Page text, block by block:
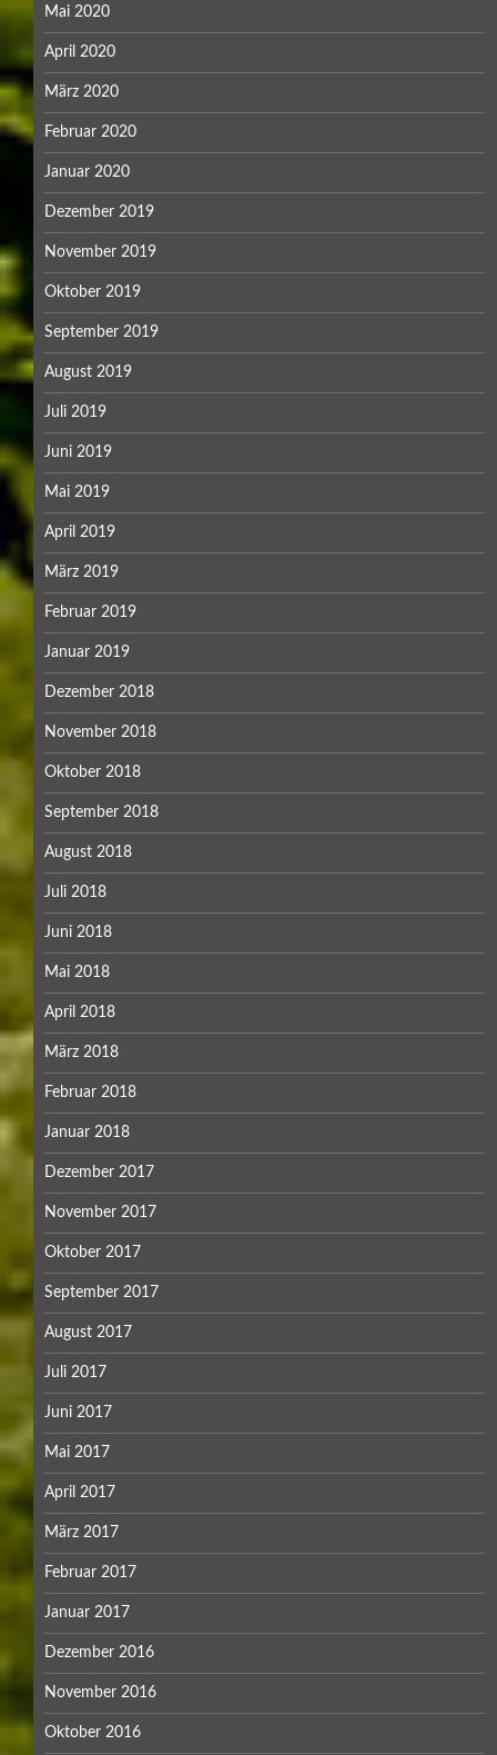
Mai 2020
April 2020
März 2020
Februar 2020
Januar 2020
Dezember 2019
November 2019
Oktober 2019
September 2019
August 2019
Juli 2019
Juni 2019
Mai 2019
April 2019
März 2019
Februar 2019
Januar 2019
Dezember 2018
November 2018
Oktober 2018
September 2018
August 2018
Juli 2018
Juni 2018
Mai 2018
April 2018
März 2018
Februar 2018
Januar 2018
Dezember 2017
November 2017
Oktober 2017
September 2017
August 2017
Juli 2017
Juni 2017
Mai 2017
April 2017
März 2017
Februar 2017
Januar 2017
Dezember 2016
November 2016
Oktober 2016